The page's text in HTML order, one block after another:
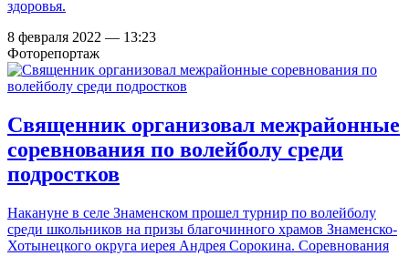
здоровья.
8 февраля 2022 — 13:23
Фоторепортаж
Священник организовал межрайонные
соревнования по волейболу среди
подростков
Накануне в селе Знаменском прошел турнир по волейболу
среди школьников на призы благочинного храмов Знаменско-
Хотынецкого округа иерея Андрея Сорокина. Соревнования